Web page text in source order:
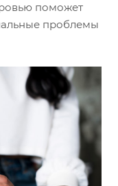
поможет
проблемы